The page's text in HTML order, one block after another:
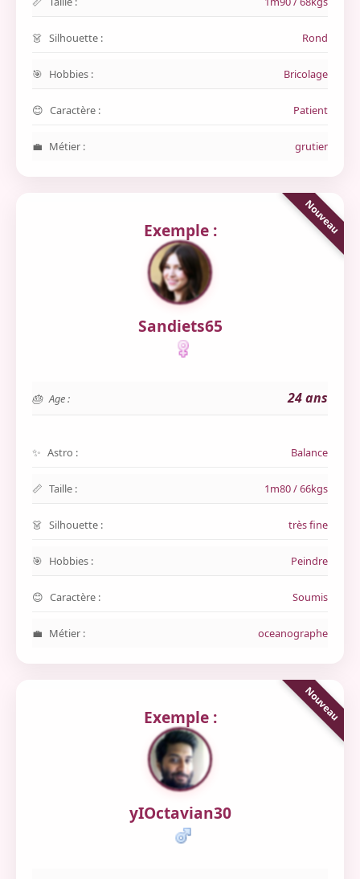
Silhouette : Rond
Hobbies : Bricolage
Caractère : Patient
Métier : grutier
Exemple :
Sandiets65
Age : 24 ans
Astro : Balance
Taille : 1m80 / 66kgs
Silhouette : très fine
Hobbies : Peindre
Caractère : Soumis
Métier : oceanographe
Exemple :
yIOctavian30